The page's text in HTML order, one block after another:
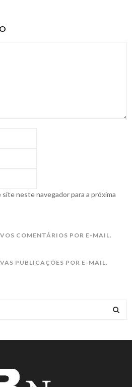
site neste navegador para a próxima
COMENTÁRIOS POR E-MAIL.
PUBLICAÇÕES POR E-MAIL.